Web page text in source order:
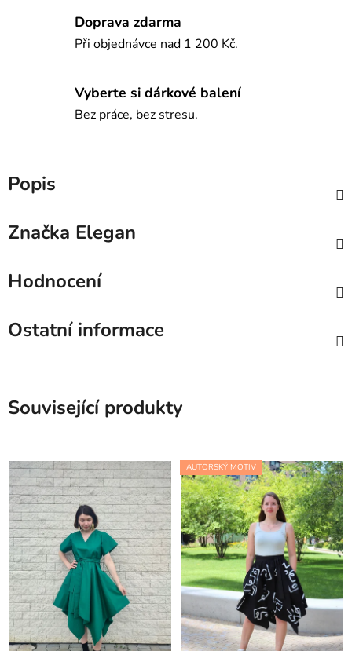
Doprava zdarma
Při objednávce nad 1 200 Kč.
Vyberte si dárkové balení
Bez práce, bez stresu.
Popis
Značka Elegan
Hodnocení
Ostatní informace
Související produkty
AUTORSKÝ MOTIV